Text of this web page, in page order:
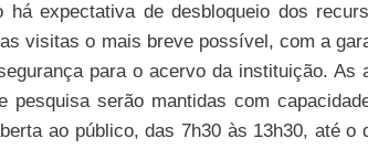
há expectativa de desbloqueio dos
visitas o mais breve possível, com a
para o acervo da instituição.
pesquisa serão mantidas com
ao público, das 7h30 às 13h30, até